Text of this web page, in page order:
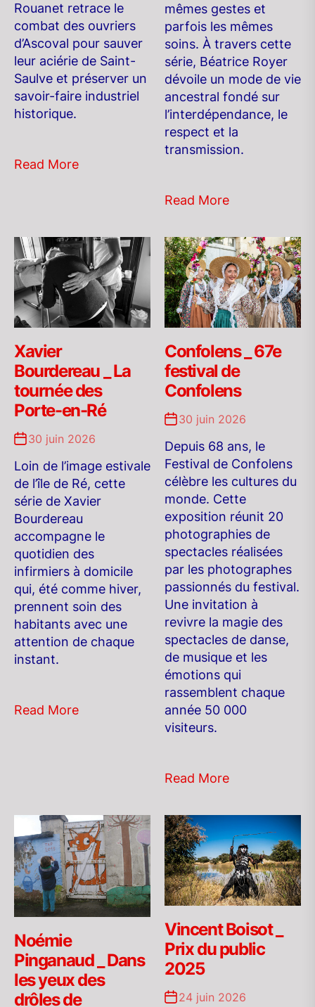
Rouanet retrace le
combat des ouvriers
d’Ascoval pour sauver
leur aciérie de Saint-
Saulve et préserver un
savoir-faire industriel
historique.
Read More
mêmes gestes et
parfois les mêmes
soins. À travers cette
série, Béatrice Royer
dévoile un mode de vie
ancestral fondé sur
l’interdépendance, le
respect et la
transmission.
Read More
Xavier
Bourdereau _ La
tournée des
Porte-en-Ré
30 juin 2026
Loin de l’image estivale
de l’île de Ré, cette
série de Xavier
Bourdereau
accompagne le
quotidien des
infirmiers à domicile
qui, été comme hiver,
prennent soin des
habitants avec une
attention de chaque
instant.
Read More
Confolens _ 67e
festival de
Confolens
30 juin 2026
Depuis 68 ans, le
Festival de Confolens
célèbre les cultures du
monde. Cette
exposition réunit 20
photographies de
spectacles réalisées
par les photographes
passionnés du festival.
Une invitation à
revivre la magie des
spectacles de danse,
de musique et les
émotions qui
rassemblent chaque
année 50 000
visiteurs.
Read More
Noémie
Pinganaud _ Dans
les yeux des
drôles de
Vincent Boisot _
Prix du public
2025
24 juin 2026